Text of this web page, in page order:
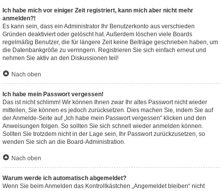
Ich habe mich vor einiger Zeit registriert, kann mich aber nicht mehr
anmelden?!
Es kann sein, dass ein Administrator Ihr Benutzerkonto aus verschieden
Gründen deaktiviert oder gelöscht hat. Außerdem löschen viele Boards
regelmäßig Benutzer, die für längere Zeit keine Beiträge geschrieben haben, um
die Datenbankgröße zu verringern. Registrieren Sie sich einfach erneut und
nehmen Sie aktiv an den Diskussionen teil!
Nach oben
Ich habe mein Passwort vergessen!
Das ist nicht schlimm! Wir können Ihnen zwar Ihr altes Passwort nicht wieder
mitteilen, Sie können es jedoch zurücksetzen. Dies machen Sie, indem Sie auf
der Anmelde-Seite auf „Ich habe mein Passwort vergessen“ klicken und den
Anweisungen folgen. So sollten Sie sich schnell wieder anmelden können.
Sollten Sie trotzdem nicht in der Lage sein, Ihr Passwort zurückzusetzen, so
wenden Sie sich an die Board-Administration.
Nach oben
Warum werde ich automatisch abgemeldet?
Wenn Sie beim Anmelden das Kontrollkästchen „Angemeldet bleiben“ nicht